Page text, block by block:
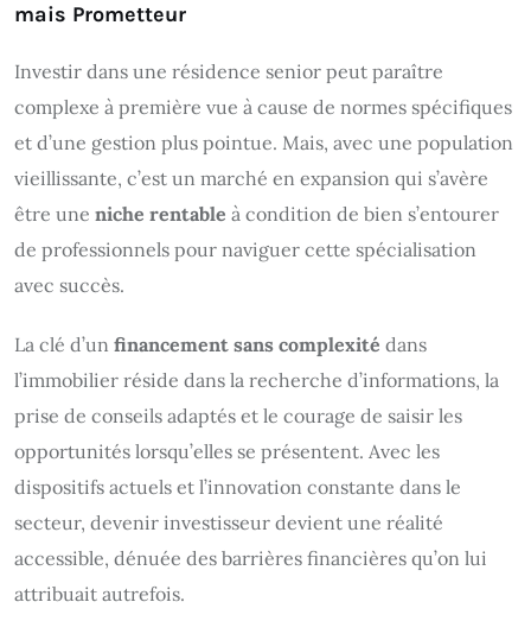
mais Prometteur
Investir dans une résidence senior peut paraître
complexe à première vue à cause de normes spécifiques
et d’une gestion plus pointue. Mais, avec une population
vieillissante, c’est un marché en expansion qui s’avère
être une niche rentable à condition de bien s’entourer
de professionnels pour naviguer cette spécialisation
avec succès.
La clé d’un financement sans complexité dans
l’immobilier réside dans la recherche d’informations, la
prise de conseils adaptés et le courage de saisir les
opportunités lorsqu’elles se présentent. Avec les
dispositifs actuels et l’innovation constante dans le
secteur, devenir investisseur devient une réalité
accessible, dénuée des barrières financières qu’on lui
attribuait autrefois.